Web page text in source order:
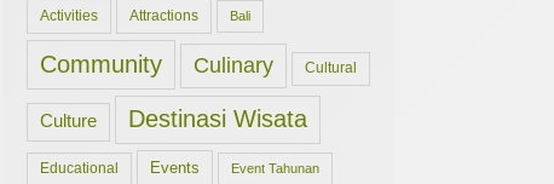
Activities Attractions Bali
Community Culinary Cultural
Culture Destinasi Wisata
Educational Events Event Tahunan